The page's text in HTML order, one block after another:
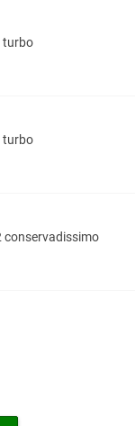
turbo
turbo
conservadissimo